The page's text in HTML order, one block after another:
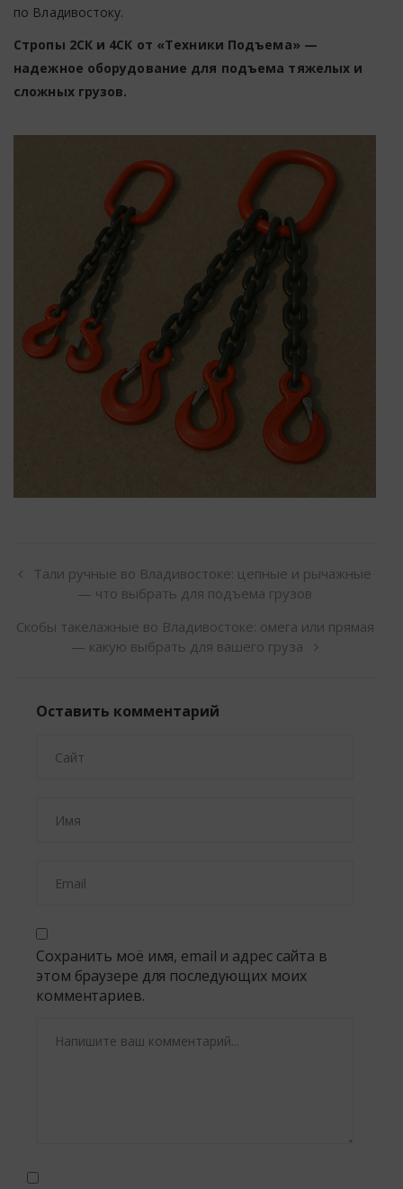
по Владивостоку.
Стропы 2СК и 4СК от «Техники Подъема» —
надежное оборудование для подъема тяжелых и
сложных грузов.
Тали ручные во Владивостоке: цепные и рычажные
— что выбрать для подъема грузов
Скобы такелажные во Владивостоке: омега или прямая
— какую выбрать для вашего груза
Оставить комментарий
Сохранить моё имя, email и адрес сайта в
этом браузере для последующих моих
комментариев.